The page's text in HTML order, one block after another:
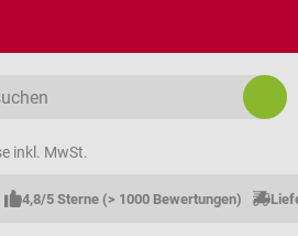
inkl. MwSt.
4,8/5 Sterne (> 1000 Bewertungen)